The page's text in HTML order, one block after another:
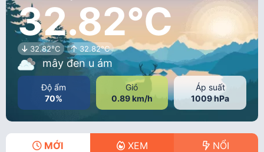
32.82°C
32.82°C 32.82°C
mây đen u ám
Độ ẩm
70%
Gió
0.89 km/h
Áp suất
1009 hPa
MỚI XEM NỔI